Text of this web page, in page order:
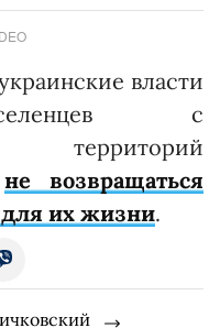
власти
с
территорий
не возвращаться
для их жизни.